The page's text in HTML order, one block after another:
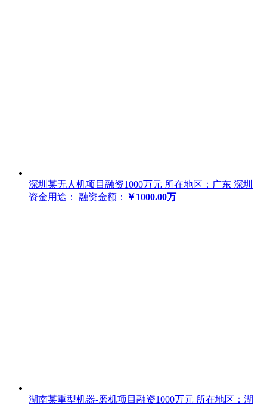
深圳某无人机项目融资1000万元 所在地区：广东 深圳
资金用途：
融资金额： ￥1000.00万
湖南某重型机器-磨机项目融资1000万元 所在地区：湖